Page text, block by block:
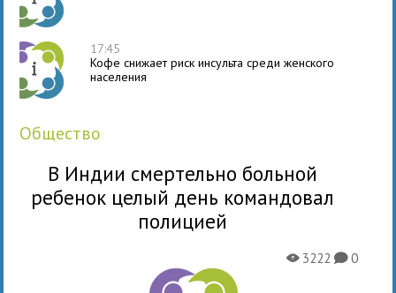
17:45
Кофе снижает риск инсульта среди женского
населения
общество
В Индии смертельно больной
ребенок целый день командовал
полицией
X3222K0